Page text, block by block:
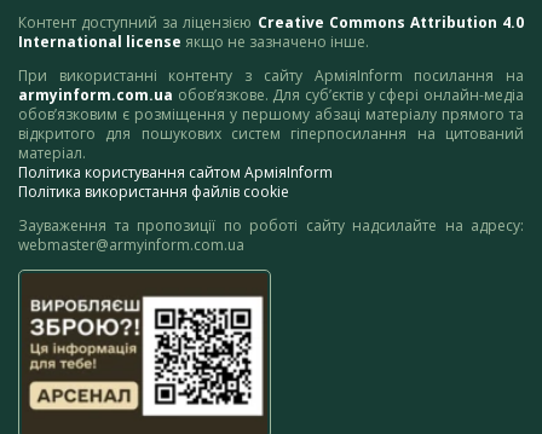
Контент доступний за ліцензією Creative Commons Attribution 4.0
International license якщо не зазначено інше.
При використанні контенту з сайту АрміяInform посилання на
armyinform.com.ua обов’язкове. Для суб’єктів у сфері онлайн-медіа
обов’язковим є розміщення у першому абзаці матеріалу прямого та
відкритого для пошукових систем гіперпосилання на цитований
матеріал.
Політика користування сайтом АрміяInform
Політика використання файлів cookie
Зауваження та пропозиції по роботі сайту надсилайте на адресу:
webmaster@armyinform.com.ua